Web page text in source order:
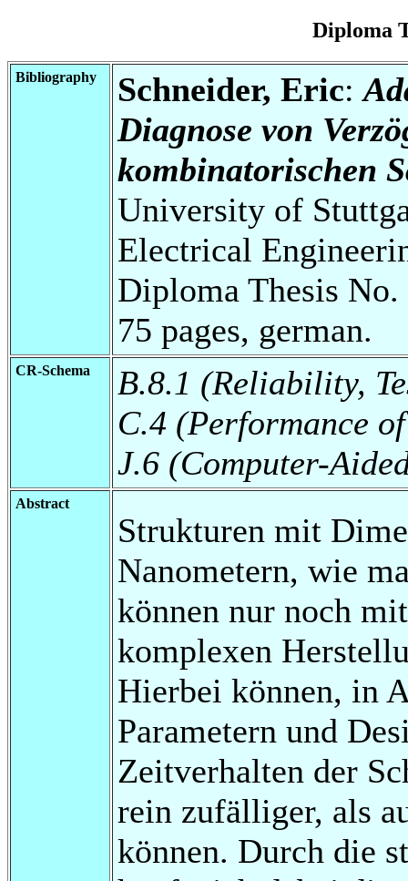
Diploma
Bibliography Schneider, Eric:
Diagnose von
kombinatorischen
University of
Electrical
Diploma Thesis
75 pages, german.
CR-Schema
B.8.1 (Reliability,
C.4 (Performance
J.6 (Computer-
Abstract
Strukturen mit
Nanometern, wie
können nur noch
komplexen
Hierbei können, in
Parametern und
Zeitverhalten der
rein zufälliger, als
können. Durch die